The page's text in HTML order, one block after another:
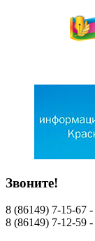
Звоните!
8 (86149) 7-15-67 -
8 (86149) 7-12-59 -